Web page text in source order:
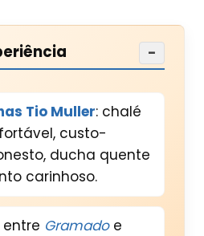
−
Tio Muller: chalé
custo-
ducha quente
carinhoso.
Gramadoe